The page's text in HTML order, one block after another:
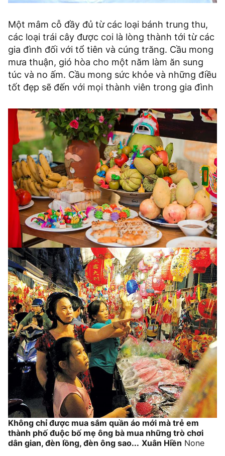
Một mâm cỗ đầy đủ từ các loại bánh trung thu,
các loại trái cây được coi là lòng thành tới từ các
gia đình đối với tổ tiên và cúng trăng. Cầu mong
mưa thuận, gió hòa cho một năm làm ăn sung
túc và no ấm. Cầu mong sức khỏe và những điều
tốt đẹp sẽ đến với mọi thành viên trong gia đình
Không chỉ được mua sắm quần áo mới mà trẻ em
thành phố đuộc bố mẹ ông bà mua những trò chơi
dân gian, đèn lồng, đèn ông sao... Xuân Hiền None